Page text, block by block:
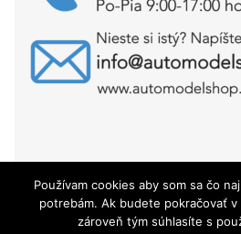
Copyright ©
Používam cookies aby som sa čo
potrebám. Ak budete pokračovať
zároveň tým súhlasíte s